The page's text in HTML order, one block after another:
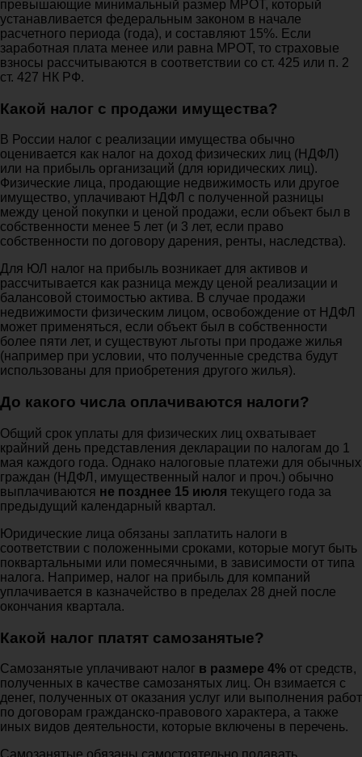
превышающие минимальный размер МРОТ, который
устанавливается федеральным законом в начале
расчетного периода (года), и составляют 15%. Если
заработная плата менее или равна МРОТ, то страховые
взносы рассчитываются в соответствии со ст. 425 или п. 2
ст. 427 НК РФ.
Какой налог с продажи имущества?
В России налог с реализации имущества обычно
оценивается как налог на доход физических лиц (НДФЛ)
или на прибыль организаций (для юридических лиц).
Физические лица, продающие недвижимость или другое
имущество, уплачивают НДФЛ с полученной разницы
между ценой покупки и ценой продажи, если объект был в
собственности менее 5 лет (и 3 лет, если право
собственности по договору дарения, ренты, наследства).
Для ЮЛ налог на прибыль возникает для активов и
рассчитывается как разница между ценой реализации и
балансовой стоимостью актива. В случае продажи
недвижимости физическим лицом, освобождение от НДФЛ
может применяться, если объект был в собственности
более пяти лет, и существуют льготы при продаже жилья
(например при условии, что полученные средства будут
использованы для приобретения другого жилья).
До какого числа оплачиваются налоги?
Общий срок уплаты для физических лиц охватывает
крайний день представления декларации по налогам до 1
мая каждого года. Однако налоговые платежи для обычных
граждан (НДФЛ, имущественный налог и проч.) обычно
выплачиваются не позднее 15 июля текущего года за
предыдущий календарный квартал.
Юридические лица обязаны заплатить налоги в
соответствии с положенными сроками, которые могут быть
поквартальными или помесячными, в зависимости от типа
налога. Например, налог на прибыль для компаний
уплачивается в казначейство в пределах 28 дней после
окончания квартала.
Какой налог платят самозанятые?
Самозанятые уплачивают налог в размере 4% от средств,
полученных в качестве самозанятых лиц. Он взимается с
денег, полученных от оказания услуг или выполнения работ
по договорам гражданско-правового характера, а также
иных видов деятельности, которые включены в перечень.